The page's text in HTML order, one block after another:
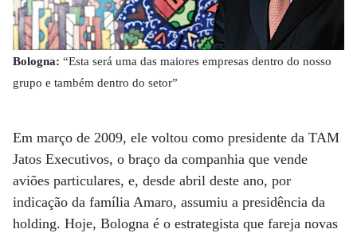
Bologna: “Esta será uma das maiores empresas dentro do nosso
grupo e também dentro do setor”
Em março de 2009, ele voltou como presidente da TAM
Jatos Executivos, o braço da companhia que vende
aviões particulares, e, desde abril deste ano, por
indicação da família Amaro, assumiu a presidência da
holding. Hoje, Bologna é o estrategista que fareja novas